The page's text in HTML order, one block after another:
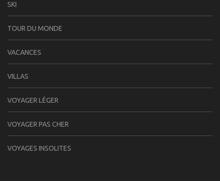
SKI
TOUR DU MONDE
VACANCES
VILLAS
VOYAGER LÉGER
VOYAGER PAS CHER
VOYAGES INSOLITES